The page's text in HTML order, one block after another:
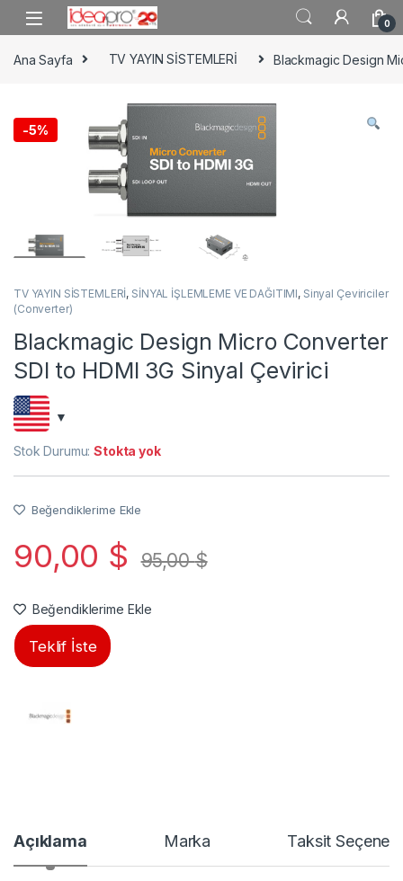
Skip to navigation
Skip to content
0
Ana Sayfa TV YAYIN SİSTEMLERİ Blackmagic Design
-5%
TV YAYIN SİSTEMLERİ, SİNYAL İŞLEMLEME VE DAĞITIMI, Sinyal Çeviriciler
(Converter)
Blackmagic Design Micro Converter
SDI to HDMI 3G Sinyal Çevirici
Stok Durumu:Stokta yok
Beğendiklerime Ekle
90,00 $ 95,00$
Beğendiklerime Ekle
Teklif İste
Açıklama Marka Taksit